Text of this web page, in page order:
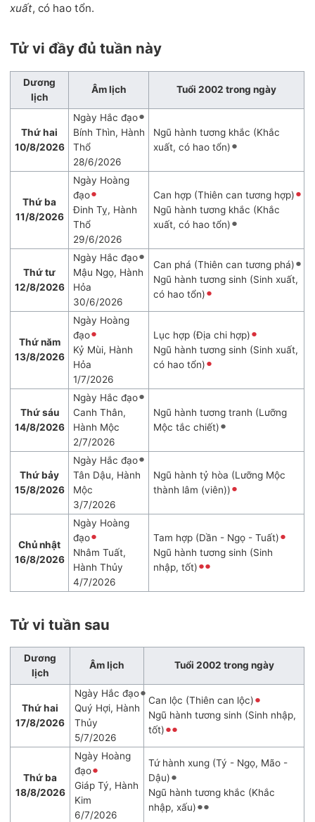
xuất, có hao tổn.
Tử vi đầy đủ tuần này
Dương
lịch
Âm lịch Tuổi 2002 trong ngày
Thứ hai
10/8/2026
Ngày Hắc đạo
Bính Thìn, Hành
Thổ
28/6/2026
Ngũ hành tương khắc (Khắc
xuất, có hao tổn)
Thứ ba
11/8/2026
Ngày Hoàng
đạo
Đinh Tỵ, Hành
Thổ
29/6/2026
Can hợp (Thiên can tương hợp)
Ngũ hành tương khắc (Khắc
xuất, có hao tổn)
Thứ tư
12/8/2026
Ngày Hắc đạo
Mậu Ngọ, Hành
Hỏa
30/6/2026
Can phá (Thiên can tương phá)
Ngũ hành tương sinh (Sinh xuất,
có hao tổn)
Thứ năm
13/8/2026
Ngày Hoàng
đạo
Kỷ Mùi, Hành
Hỏa
1/7/2026
Lục hợp (Địa chi hợp)
Ngũ hành tương sinh (Sinh xuất,
có hao tổn)
Thứ sáu
14/8/2026
Ngày Hắc đạo
Canh Thân,
Hành Mộc
2/7/2026
Ngũ hành tương tranh (Lưỡng
Mộc tắc chiết)
Thứ bảy
15/8/2026
Ngày Hắc đạo
Tân Dậu, Hành
Mộc
3/7/2026
Ngũ hành tỷ hòa (Lưỡng Mộc
thành lâm (viên))
Chủ nhật
16/8/2026
Ngày Hoàng
đạo
Nhâm Tuất,
Hành Thủy
4/7/2026
Tam hợp (Dần - Ngọ - Tuất)
Ngũ hành tương sinh (Sinh
nhập, tốt)
Tử vi tuần sau
Dương
lịch
Âm lịch Tuổi 2002 trong ngày
Thứ hai
17/8/2026
Ngày Hắc đạo
Quý Hợi, Hành
Thủy
5/7/2026
Can lộc (Thiên can lộc)
Ngũ hành tương sinh (Sinh nhập,
tốt)
Thứ ba
18/8/2026
Ngày Hoàng
đạo
Giáp Tý, Hành
Kim
6/7/2026
Tứ hành xung (Tý - Ngọ, Mão -
Dậu)
Ngũ hành tương khắc (Khắc
nhập, xấu)